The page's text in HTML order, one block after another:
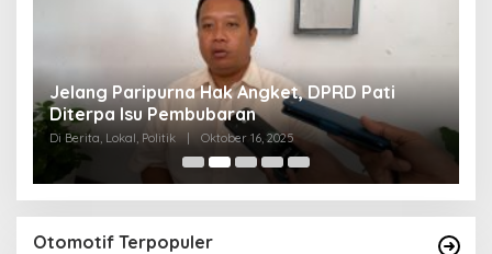
Jelang Paripurna Hak Angket, DPRD Pati
Diterpa Isu Pembubaran
Di Berita, Lokal, Politik Oktober 16, 2025
Otomotif Terpopuler